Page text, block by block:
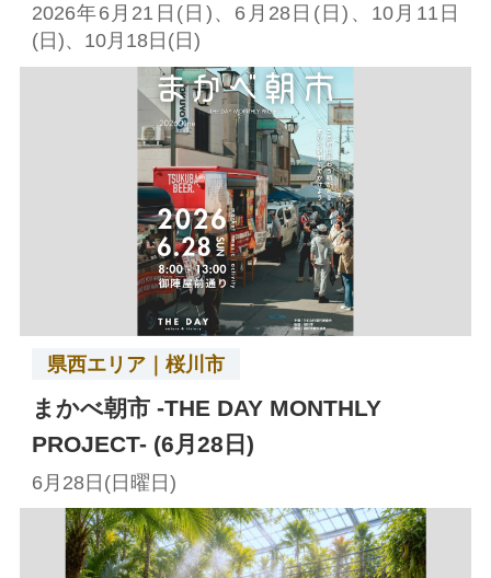
2026年6月21日(日)、6月28日(日)、10月11日
(日)、10月18日(日)
県西エリア｜桜川市
まかべ朝市 -THE DAY MONTHLY
PROJECT- (6月28日)
6月28日(日曜日)